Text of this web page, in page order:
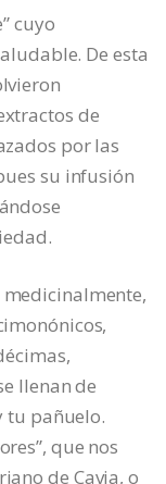
cuyo
De esta
de
por las
su infusión
llenan de
tu pañuelo.
que nos
de Cavia, o